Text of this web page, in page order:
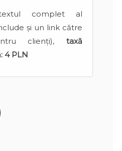
complet al
și un link către
clienți), taxă
4 PLN